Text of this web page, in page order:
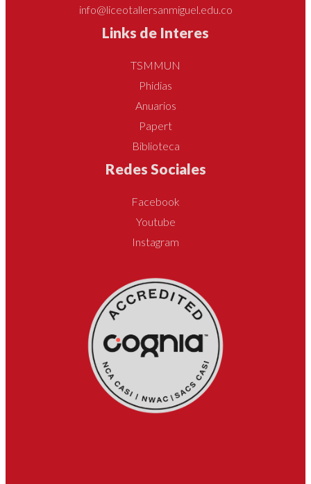
info@liceotallersanmiguel.edu.co
Links de Interes
TSMMUN
Phidias
Anuarios
Papert
Biblioteca
Redes Sociales
Facebook
Youtube
Instagram